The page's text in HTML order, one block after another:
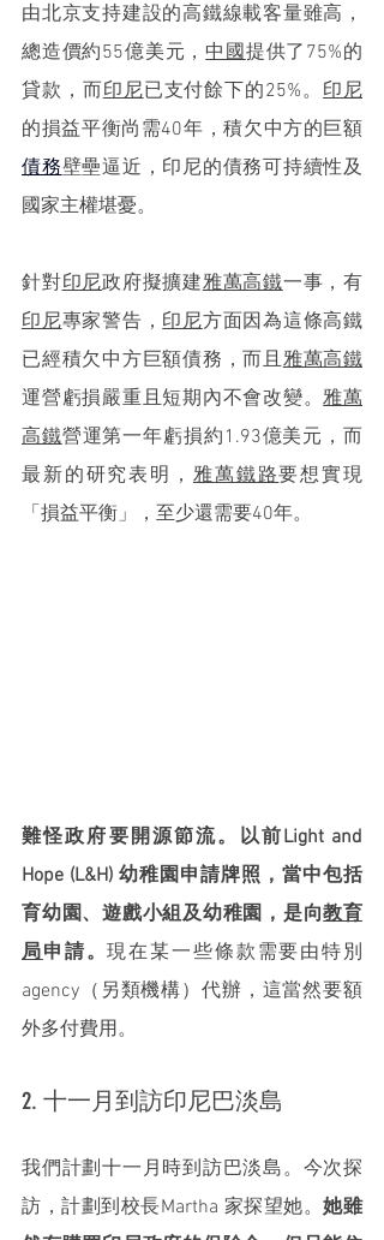
由北京支持建設的高鐵線載客量雖高，
總造價約55億美元， 中國提供了75%的
貸款，而印尼已支付餘下的25%。 印尼
的損益平衡尚需40年，積欠中方的巨額
債務壁壘逼近，印尼的債務可持續性及
國家主權堪憂。
針對印尼政府擬擴建雅萬高鐵一事，有
印尼專家警告， 印尼方面因為這條高鐵
已經積欠中方巨額債務，而且雅萬高鐵
運營虧損嚴重且短期內不會改變。雅萬
高鐵營運第一年虧損約1.93億美元，而
最新的研究表明， 雅萬鐵路要想實現
「損益平衡」，至少還需要40年。
難怪政府要開源節流。以前Light and
Hope (L&H) 幼稚園申請牌照，當中包括
育幼園、遊戲小組及幼稚園，是向教育
局申請。現在某一些條款需要由特別
agency（另類機構）代辦，這當然要額
外多付費用。
2. 十一月到訪印尼巴淡島
我們計劃十一月時到訪巴淡島。今次探
訪，計劃到校長Martha 家探望她。她雖